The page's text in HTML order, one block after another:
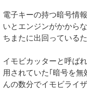
電子キーの持つ暗号情
いとエンジンがかから
ちまたに出回っているた
イモビカッターと呼ば
用されていた｢暗号を
んの数分でイモビライ